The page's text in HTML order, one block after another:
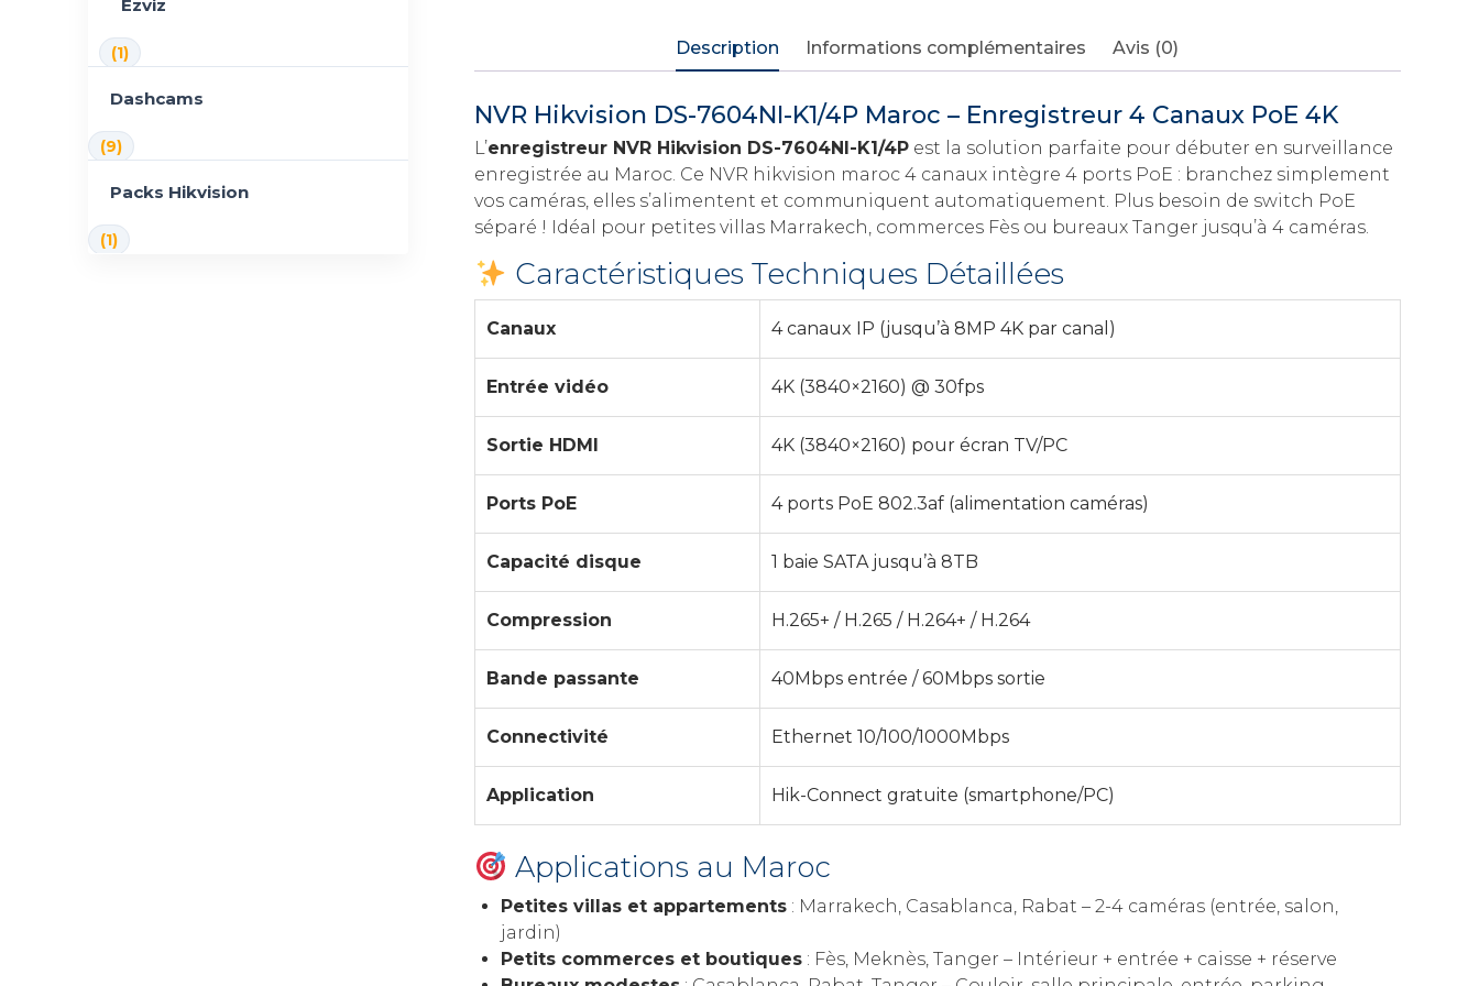
Description Informations complémentaires Avis (0)
NVR Hikvision DS-7604NI-K1/4P Maroc – Enregistreur 4 Canaux PoE 4K
L’enregistreur NVR Hikvision DS-7604NI-K1/4P est la solution parfaite pour débuter en surveillance
enregistrée au Maroc. Ce NVR hikvision maroc 4 canaux intègre 4 ports PoE : branchez simplement
vos caméras, elles s’alimentent et communiquent automatiquement. Plus besoin de switch PoE
séparé ! Idéal pour petites villas Marrakech, commerces Fès ou bureaux Tanger jusqu’à 4 caméras.
Caractéristiques Techniques Détaillées
Canaux 4 canaux IP (jusqu’à 8MP 4K par canal)
Entrée vidéo 4K (3840×2160) @ 30fps
Sortie HDMI 4K (3840×2160) pour écran TV/PC
Ports PoE 4 ports PoE 802.3af (alimentation caméras)
Capacité disque 1 baie SATA jusqu’à 8TB
Compression H.265+ / H.265 / H.264+ / H.264
Bande passante 40Mbps entrée / 60Mbps sortie
Connectivité Ethernet 10/100/1000Mbps
Application Hik-Connect gratuite (smartphone/PC)
Applications au Maroc
Petites villas et appartements : Marrakech, Casablanca, Rabat – 2-4 caméras (entrée, salon,
jardin)
Petits commerces et boutiques : Fès, Meknès, Tanger – Intérieur + entrée + caisse + réserve
Ezviz
(1)
Dashcams
(9)
Packs Hikvision
(1)